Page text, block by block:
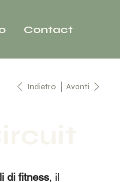
Contact
Indietro Avanti
di fitness, il